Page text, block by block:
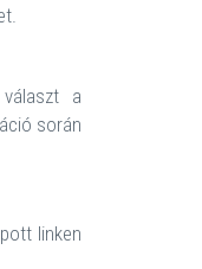
a
során
linken